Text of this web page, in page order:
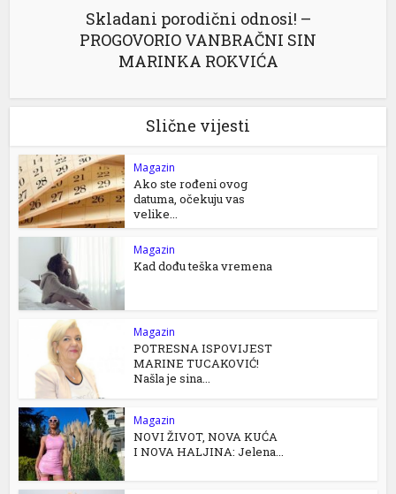
Skladani porodični odnosi! –
PROGOVORIO VANBRAČNI SIN
MARINKA ROKVIĆA
Slične vijesti
Magazin
Ako ste rođeni ovog
datuma, očekuju vas
velike...
Magazin
Kad dođu teška vremena
Magazin
POTRESNA ISPOVIJEST
MARINE TUCAKOVIĆ!
Našla je sina...
Magazin
NOVI ŽIVOT, NOVA KUĆA
I NOVA HALJINA: Jelena...